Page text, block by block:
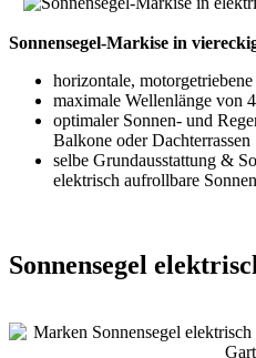
Sonnensegel-Markise in
horizontale,
maximale Wellenlänge von
optimaler Sonnen- und
Balkone oder Dachterrassen
selbe Grundausstattung &
elektrisch aufrollbare
Sonnensegel